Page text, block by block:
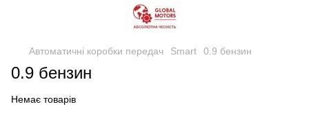
Автоматичні коробки передач Smart 0.9 бензин
0.9 бензин
Немає товарів